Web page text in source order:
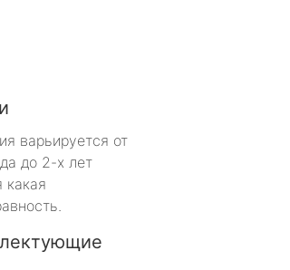
варьируется от
до 2-х лет
какая